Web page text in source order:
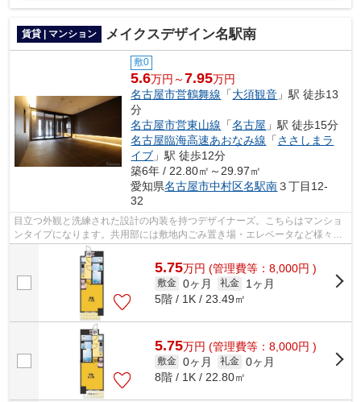
賃貸 | マンション メイクスデザイン名駅南
敷0
5.6万円～7.95万円
名古屋市営鶴舞線 「大須観音 」駅 徒歩13
分
名古屋市営東山線 「名古屋 」駅 徒歩15分
名古屋臨海高速あおなみ線 「ささしまラ
イブ 」駅 徒歩12分
築6年 / 22.80㎡～29.97㎡
愛知県名古屋市中村区名駅南３丁目12-
32
目立つ外観と洗練された設計の内装を持つデザイナーズ。こちらはマンショ
ンタイプになります。共用部には敷地内ごみ置き場・エレベータなど様々な
設備やサービスが揃っているので便利...
5.75万円 (管理費等：8,000円 )
敷金 0ヶ月 礼金
1ヶ月
5階 / 1K / 23.49㎡
5.75万円 (管理費等：8,000円 )
敷金 0ヶ月 礼金 0ヶ月
8階 / 1K / 22.80㎡